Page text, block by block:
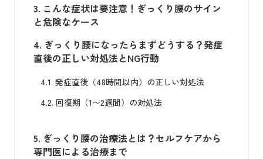
3. こんな症状は要注意！ぎっくり腰のサイン
と危険なケース
4. ぎっくり腰になったらまずどうする？発症
直後の正しい対処法とNG行動
4.1. 発症直後（48時間以内）の正しい対処法
4.2. 回復期（1〜2週間）の対処法
5. ぎっくり腰の治療法とは？セルフケアから
専門医による治療まで